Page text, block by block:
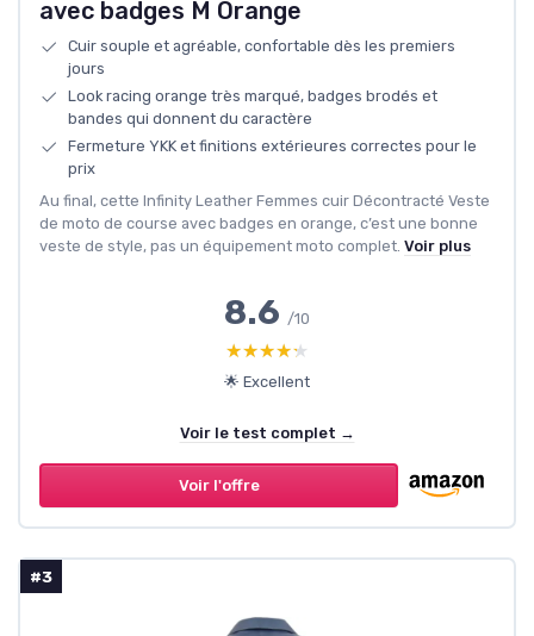
avec badges M Orange
Cuir souple et agréable, confortable dès les premiers
jours
Look racing orange très marqué, badges brodés et
bandes qui donnent du caractère
Fermeture YKK et finitions extérieures correctes pour le
prix
Au final, cette Infinity Leather Femmes cuir Décontracté Veste
de moto de course avec badges en orange, c’est une bonne
veste de style, pas un équipement moto complet. Voir plus
8.6 /10
★★★★★
★★★★★
🌟 Excellent
Voir le test complet →
Voir l'offre
#3